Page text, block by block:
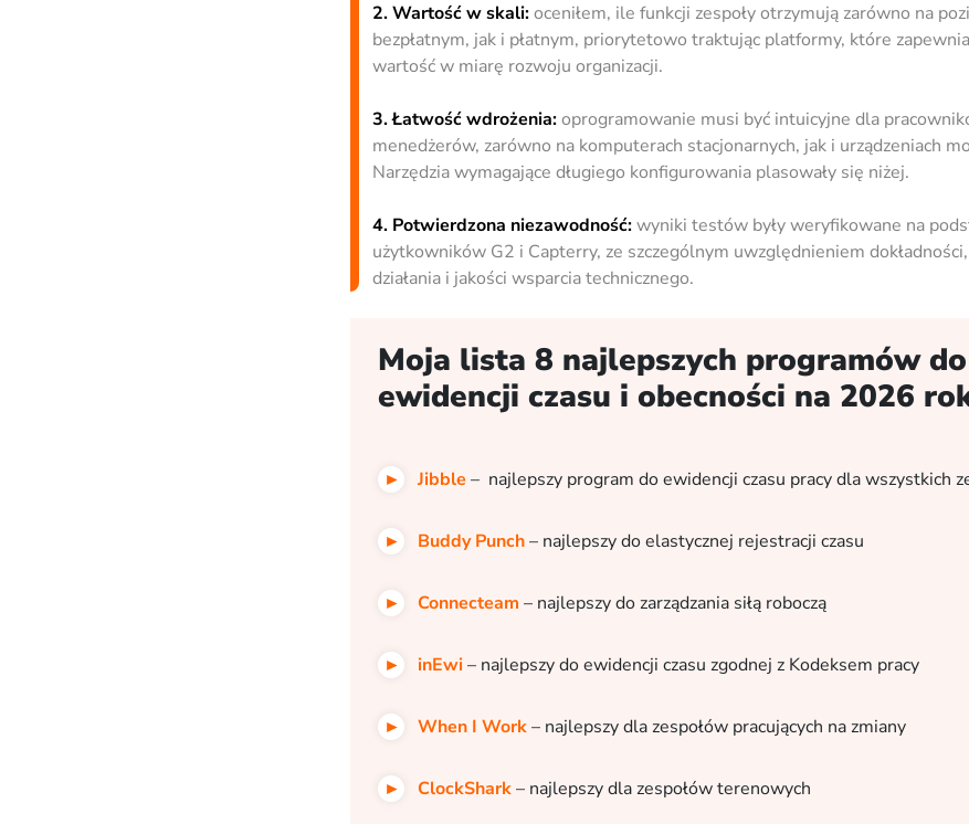
2. Wartość w skali:oceniłem, ile funkcji zespoły otrzymują zarówno na
bezpłatnym, jak i płatnym, priorytetowo traktując platformy, które
wartość w miarę rozwoju organizacji.
3. Łatwość wdrożenia:oprogramowanie musi być intuicyjne dla
menedżerów, zarówno na komputerach stacjonarnych, jak i urządzeniach
Narzędzia wymagające długiego konfigurowania plasowały się niżej.
4. Potwierdzona niezawodność:wyniki testów były weryfikowane na
użytkowników G2 i Capterry, ze szczególnym uwzględnieniem
działania i jakości wsparcia technicznego.
Moja lista 8 najlepszych programów do
ewidencji czasu i obecności na 2026
Jibble – najlepszy program do ewidencji czasu pracy dla wszystkich
Buddy Punch– najlepszy do elastycznej rejestracji czasu
Connecteam – najlepszy do zarządzania siłą roboczą
inEwi– najlepszy do ewidencji czasu zgodnej z Kodeksem pracy
When I Work– najlepszy dla zespołów pracujących na zmiany
ClockShark– najlepszy dla zespołów terenowych